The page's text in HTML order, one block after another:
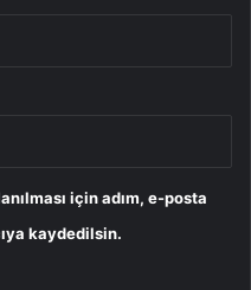
için adım, e-posta
kaydedilsin.